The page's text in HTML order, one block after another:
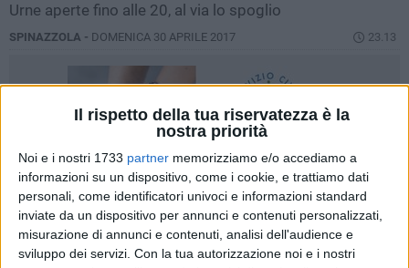
Il rispetto della tua riservatezza è la
nostra priorità
Noi e i nostri 1733 partner memorizziamo e/o accediamo a
informazioni su un dispositivo, come i cookie, e trattiamo dati
personali, come identificatori univoci e informazioni standard
inviate da un dispositivo per annunci e contenuti personalizzati,
misurazione di annunci e contenuti, analisi dell'audience e
sviluppo dei servizi. Con la tua autorizzazione noi e i nostri
Urne aperte fino alle 20, al via lo spoglio
SPINAZZOLA - DOMENICA 30 APRILE 2017 23.13